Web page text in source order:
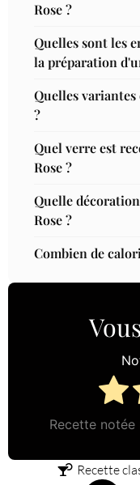
Rose ?
Quelles sont les
la préparation
Quelles
?
Quel verre est
Rose ?
Quelle
Rose ?
Combien de
Recette notée
Recette